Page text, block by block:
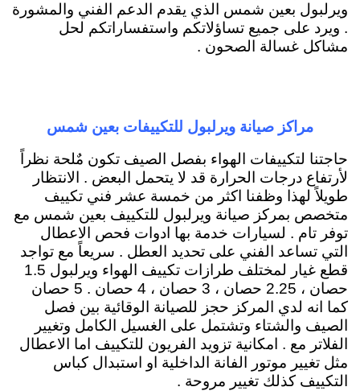
ويرلبول بعين شمس الذي يقدم الدعم الفني والمشورة
. ويرد على جميع تساؤلاتكم واستفساراتكم لحل
مشاكل غسالة الصحون .
مراكز صيانة ويرلبول للتكييفات بعين شمس
حاجتنا لتكييفات الهواء بفصل الصيف تكون مٌلحة نظراً
لأرتفاع درجات الحرارة قد لا يتحمل البعض . الانتظار
طويلاً لهذا وظفنا اكثر من خمسة عشر فني تكييف
متخصص بمركز صيانة ويرلبول للتكييف بعين شمس مع
توفر تام . لسيارات خدمة بها ادوات فحص الاعطال
التي تساعد الفني على تحديد العطل . سريعاً مع تواجد
قطع غيار لمختلف طرازات تكييف الهواء ويرلبول 1.5
حصان ، 2.25 حصان ، 3 حصان ، 4 حصان . 5 حصان
كما انه لدي المركز حجز للصيانة الوقائية بين فصل
الصيف والشتاء وتشتمل على الغسيل الكامل وتغيير
الفلاتر مع . امكانية تزويد الفريون للتكييف اما الاعطال
مثل تغيير موتور الفانة الداخلية او استبدال كباس
التكييف كذلك تغيير مروحة .